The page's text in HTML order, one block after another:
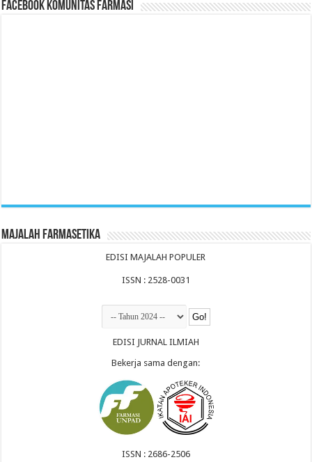
Facebook Komunitas Farmasi
Majalah Farmasetika
EDISI MAJALAH POPULER
ISSN : 2528-0031
EDISI JURNAL ILMIAH
Bekerja sama dengan:
ISSN : 2686-2506